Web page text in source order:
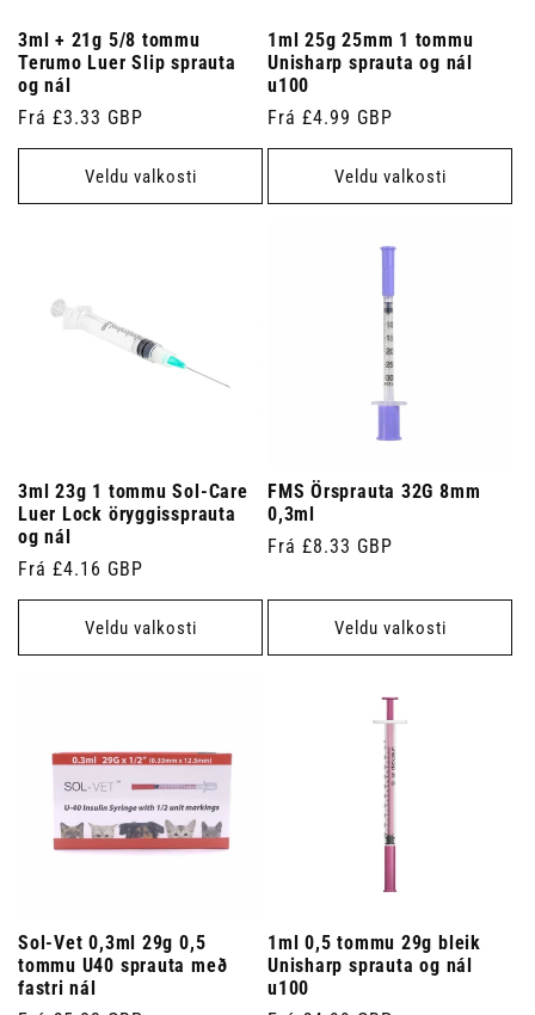
3ml + 21g 5/8 tommu
Terumo Luer Slip sprauta
og nál
Venjulegt
verð
Frá £3.33 GBP
Veldu valkosti
1ml 25g 25mm 1 tommu
Unisharp sprauta og nál
u100
Venjulegt
verð
Frá £4.99 GBP
Veldu valkosti
3ml 23g 1 tommu Sol-Care
Luer Lock öryggissprauta
og nál
Venjulegt
verð
Frá £4.16 GBP
Veldu valkosti
FMS Örsprauta 32G 8mm
0,3ml
Venjulegt
Frá £8.33 GBP
Veldu valkosti
Sol-Vet 0,3ml 29g 0,5
tommu U40 sprauta með
fastri nál
1ml 0,5 tommu 29g bleik
Unisharp sprauta og nál
u100